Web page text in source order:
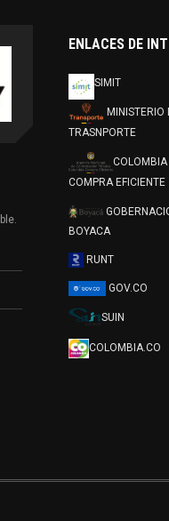
ENLACES DE
SIMIT
MINISTERIO
TRASNPORTE
COLOMBIA
COMPRA EFICIENTE
BOYACA
RUNT
GOV.CO
SUIN
COLOMBIA.CO